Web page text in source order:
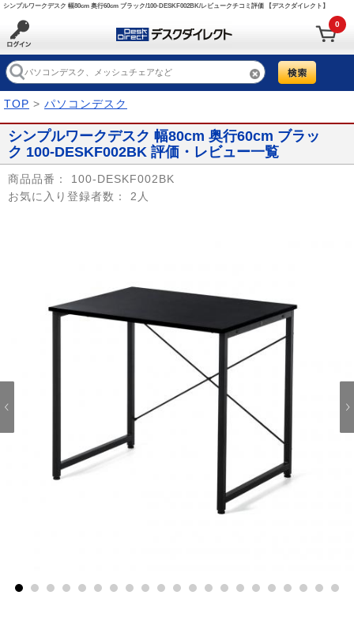
シンプルワークデスク 幅80cm 奥行60cm ブラック/100-DESKF002BK/レビュークチコミ評価 【デスクダイレクト】
0
TOP > パソコンデスク
シンプルワークデスク 幅80cm 奥行60cm ブラッ
ク 100-DESKF002BK 評価・レビュー一覧
商品品番：
100-DESKF002BK
お気に入り登録者数：
2人
10 11 12 13 14 15 16 17 18 19 20